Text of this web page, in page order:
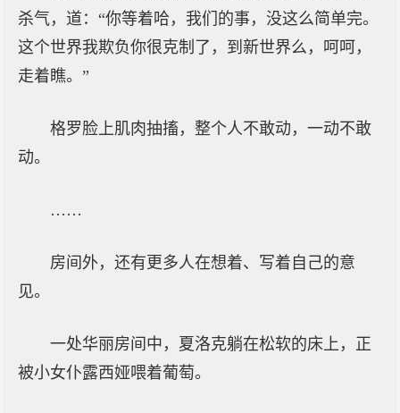
杀气，道：“你等着哈，我们的事，没这么简单完。
这个世界我欺负你很克制了，到新世界么，呵呵，
走着瞧。”
格罗脸上肌肉抽搐，整个人不敢动，一动不敢
动。
……
房间外，还有更多人在想着、写着自己的意
见。
一处华丽房间中，夏洛克躺在松软的床上，正
被小女仆露西娅喂着葡萄。